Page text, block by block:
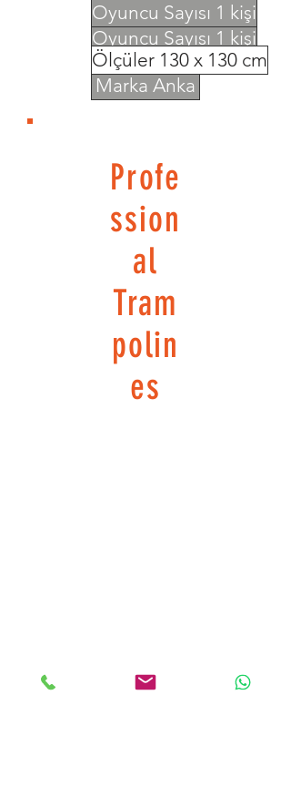
Marka Anka
Oyuncu Sayısı 1 kişi
Ölçüler 130 x 130 cm
Oyuncu Sayısı 1 kişi
Profe
ssion
al
Tram
polin
es